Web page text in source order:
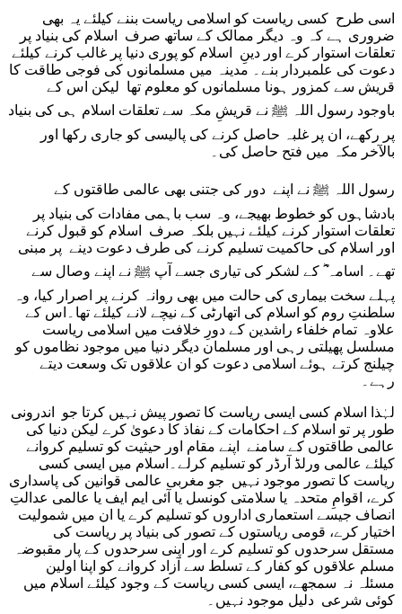
اسی طرح کسی ریاست کو اسلامی ریاست بننے کیلئے یہ بھی
ضروری ہے کہ وہ دیگر ممالک کے ساتھ صرف اسلام کی بنیاد پر
تعلقات استوار کرے اور دینِ اسلام کو پوری دنیا پر غالب کرنے کیلئے
دعوت کی علمبردار بنے۔ مدینہ میں مسلمانوں کی فوجی طاقت کا
قریش سے کمزور ہونا مسلمانوں کو معلوم تھا لیکن اس کے
باوجود رسول اللہ ﷺ نے قریشِ مکہ سے تعلقات اسلام ہی کی بنیاد
پر رکھے، ان پر غلبہ حاصل کرنے کی پالیسی کو جاری رکھا اور
بالآخر مکہ میں فتح حاصل کی۔
رسول اللہ ﷺ نے اپنے دور کی جتنی بھی عالمی طاقتوں کے
بادشاہوں کو خطوط بھیجے، وہ سب باہمی مفادات کی بنیاد پر
تعلقات استوار کرنے کیلئے نہیں بلکہ صرف اسلام کو قبول کرنے
اور اسلام کی حاکمیت تسلیم کرنے کی طرف دعوت دینے پر مبنی
تھے۔ اسامہ ؓ کے لشکر کی تیاری جسے آپ ﷺ نے اپنے وصال سے
پہلے سخت بیماری کی حالت میں بھی روانہ کرنے پر اصرار کیا، وہ
سلطنتِ روم کو اسلام کی اتھارٹی کے نیچے لانے کیلئے تھا۔اس کے
علاوہ تمام خلفاء راشدین کے دورِ خلافت میں اسلامی ریاست
مسلسل پھیلتی رہی اور مسلمان دیگر دنیا میں موجود نظاموں کو
چیلنج کرتے ہوئے اسلامی دعوت کو ان علاقوں تک وسعت دیتے
رہے۔
لہٰذا اسلام کسی ایسی ریاست کا تصور پیش نہیں کرتا جو اندرونی
طور پر تو اسلام کے احکامات کے نفاذ کا دعویٰ کرے لیکن دنیا کی
عالمی طاقتوں کے سامنے اپنے مقام اور حیثیت کو تسلیم کروانے
کیلئے عالمی ورلڈ آرڈر کو تسلیم کرلے۔اسلام میں ایسی کسی
ریاست کا تصور موجود نہیں جو مغربی عالمی قوانین کی پاسداری
کرے، اقوامِ متحدہ یا سلامتی کونسل یا آئی ایم ایف یا عالمی عدالتِ
انصاف جیسے استعماری اداروں کو تسلیم کرے یا ان میں شمولیت
اختیار کرے، قومی ریاستوں کے تصور کی بنیاد پر ریاست کی
مستقل سرحدوں کو تسلیم کرے اور اپنی سرحدوں کے پار مقبوضہ
مسلم علاقوں کو کفار کے تسلط سے آزاد کروانے کو اپنا اولین
مسئلہ نہ سمجھے، ایسی کسی ریاست کے وجود کیلئے اسلام میں
کوئی شرعی دلیل موجود نہیں۔